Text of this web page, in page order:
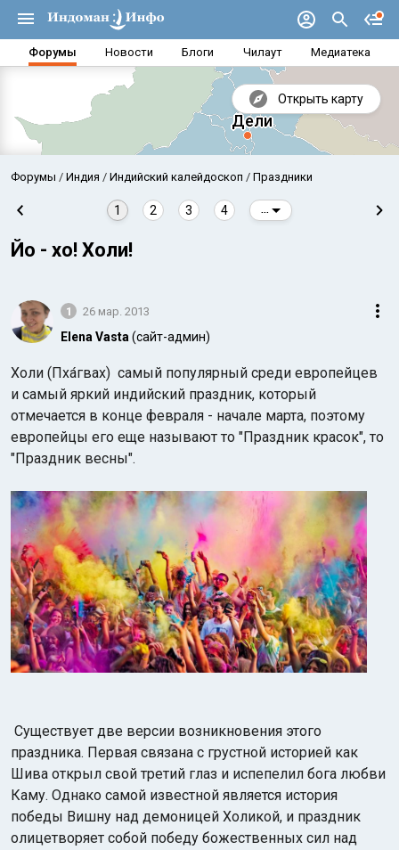
Форумы Новости Блоги Чилаут Медиатека
Открыть карту
Аравийское море
Индийский океан
Форумы Индия Индийский калейдоскоп Праздники
1 2 3 4
Йо - хо! Холи!
1 26 мар. 2013
Elena Vasta (сайт-админ)
Холи (Пха́гвах) самый популярный среди европейцев
и самый яркий индийский праздник, который
отмечается в конце февраля - начале марта, поэтому
европейцы его еще называют то "Праздник красок", то
"Праздник весны".
Существует две версии возникновения этого
праздника. Первая связана с грустной историей как
Шива открыл свой третий глаз и испепелил бога любви
Каму. Однако самой известной является история
победы Вишну над демоницей Холикой, и праздник
олицетворяет собой победу божественных сил над